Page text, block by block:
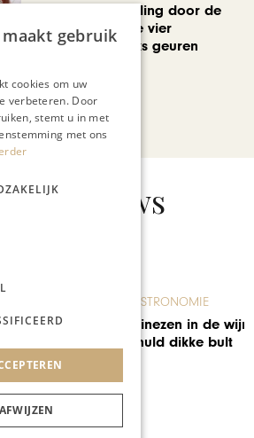
Een geurwandeling door de
Stokstraat: onze vier
favoriete uniseks geuren
nieuws
Chinezen in de wijn: eigen
schuld dikke bult
gebruik
cookies om uw
verbeteren. Door
stemt u in met
met ons